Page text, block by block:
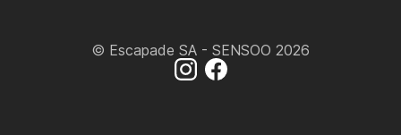
© Escapade SA - SENSOO 2026